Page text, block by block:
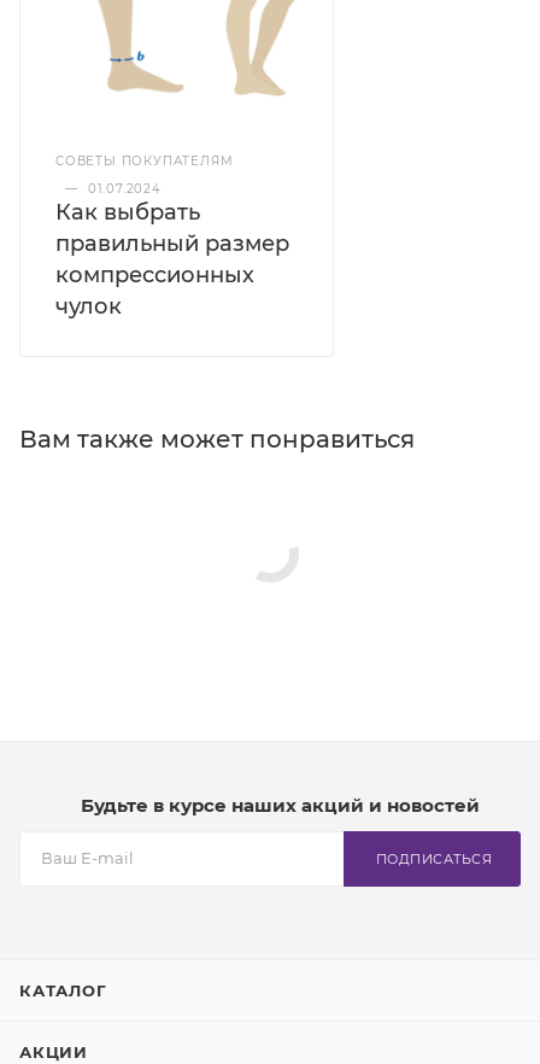
СОВЕТЫ ПОКУПАТЕЛЯМ
—
01.07.2024
Как выбрать
правильный размер
компрессионных
чулок
Вам также может понравиться
Будьте в курсе наших акций и новостей
ПОДПИСАТЬСЯ
КАТАЛОГ
АКЦИИ